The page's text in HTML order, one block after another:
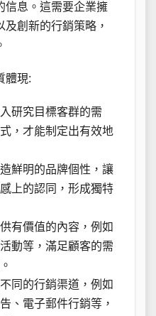
信息。這需要企業擁
創新的行銷策略，
體現:
研究目標客群的需
，才能制定出有效地
鮮明的品牌個性，讓
上的認同，形成獨特
有價值的內容，例如
動等，滿足顧客的需
同的行銷渠道，例如
、電子郵件行銷等，